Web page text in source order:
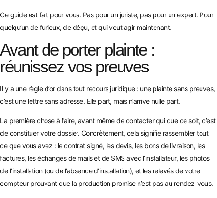
Ce guide est fait pour vous. Pas pour un juriste, pas pour un expert. Pour
quelqu’un de furieux, de déçu, et qui veut agir maintenant.
Avant de porter plainte :
réunissez vos preuves
Il y a une règle d’or dans tout recours juridique : une plainte sans preuves,
c’est une lettre sans adresse. Elle part, mais n’arrive nulle part.
La première chose à faire, avant même de contacter qui que ce soit, c’est
de constituer votre dossier. Concrètement, cela signifie rassembler tout
ce que vous avez : le contrat signé, les devis, les bons de livraison, les
factures, les échanges de mails et de SMS avec l’installateur, les photos
de l’installation (ou de l’absence d’installation), et les relevés de votre
compteur prouvant que la production promise n’est pas au rendez-vous.